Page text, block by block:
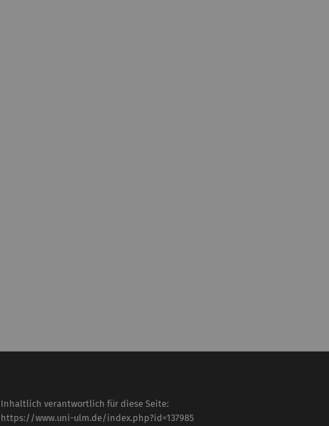
Inhaltlich verantwortlich für diese Seite:
https://www.uni-ulm.de/index.php?id=137985